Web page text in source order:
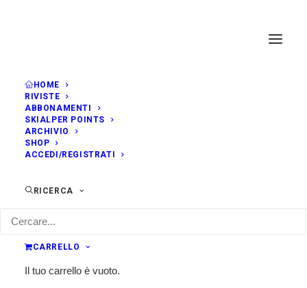
HOME
RIVISTE
ABBONAMENTI
SKIALPER POINTS
ARCHIVIO
SHOP
ACCEDI/REGISTRATI
RICERCA
CARRELLO
Il tuo carrello è vuoto.